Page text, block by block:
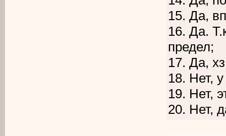
15. Да,
16. Да.
предел;
17. Да,
18. Нет,
19. Нет,
20. Нет,